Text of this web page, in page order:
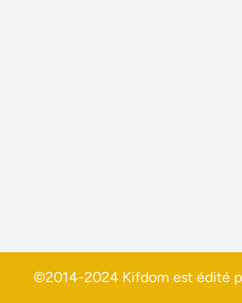
©2014-2024 Kifdom est édité